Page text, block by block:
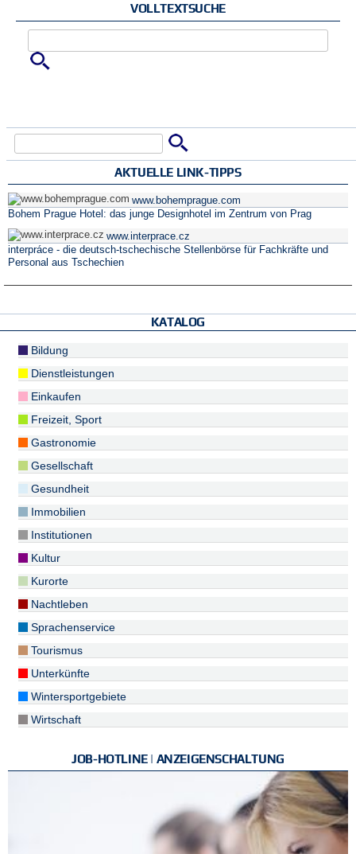
VOLLTEXTSUCHE
Suchformular
AKTUELLE LINK-TIPPS
www.bohemprague.com
Bohem Prague Hotel: das junge Designhotel im Zentrum von Prag
www.interprace.cz
interpráce - die deutsch-tschechische Stellenbörse für Fachkräfte und
Personal aus Tschechien
KATALOG
Bildung
Dienstleistungen
Einkaufen
Freizeit, Sport
Gastronomie
Gesellschaft
Gesundheit
Immobilien
Institutionen
Kultur
Kurorte
Nachtleben
Sprachenservice
Tourismus
Unterkünfte
Wintersportgebiete
Wirtschaft
JOB-HOTLINE | ANZEIGENSCHALTUNG